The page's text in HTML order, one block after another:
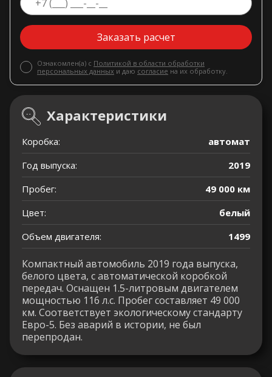
Заказать расчет
Ознакомлен(а) с Политикой в области обработки
персональных данных и даю согласие на их обработку.
Характеристики
Коробка:
автомат
Год выпуска:
2019
Пробег:
49 000 км
Цвет:
белый
Объем двигателя:
1499
Компактный автомобиль 2019 года выпуска,
белого цвета, с автоматической коробкой
передач. Оснащен 1.5-литровым двигателем
мощностью 116 л.с. Пробег составляет 49 000
км. Соответствует экологическому стандарту
Евро-5. Без аварий в истории, не был
перепродан.